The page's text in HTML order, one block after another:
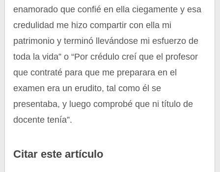
enamorado que confié en ella ciegamente y esa
credulidad me hizo compartir con ella mi
patrimonio y terminó llevándose mi esfuerzo de
toda la vida” o “Por crédulo creí que el profesor
que contraté para que me preparara en el
examen era un erudito, tal como él se
presentaba, y luego comprobé que ni título de
docente tenía”.
Citar este artículo